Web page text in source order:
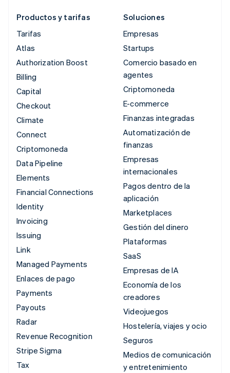
Productos y tarifas
Tarifas
Atlas
Authorization Boost
Billing
Capital
Checkout
Climate
Connect
Criptomoneda
Data Pipeline
Elements
Financial Connections
Identity
Invoicing
Issuing
Link
Managed Payments
Enlaces de pago
Payments
Payouts
Radar
Revenue Recognition
Stripe Sigma
Tax
Soluciones
Empresas
Startups
Comercio basado en
agentes
Criptomoneda
E-commerce
Finanzas integradas
Automatización de
finanzas
Empresas
internacionales
Pagos dentro de la
aplicación
Marketplaces
Gestión del dinero
Plataformas
SaaS
Empresas de IA
Economía de los
creadores
Videojuegos
Hostelería, viajes y ocio
Seguros
Medios de comunicación
y entretenimiento